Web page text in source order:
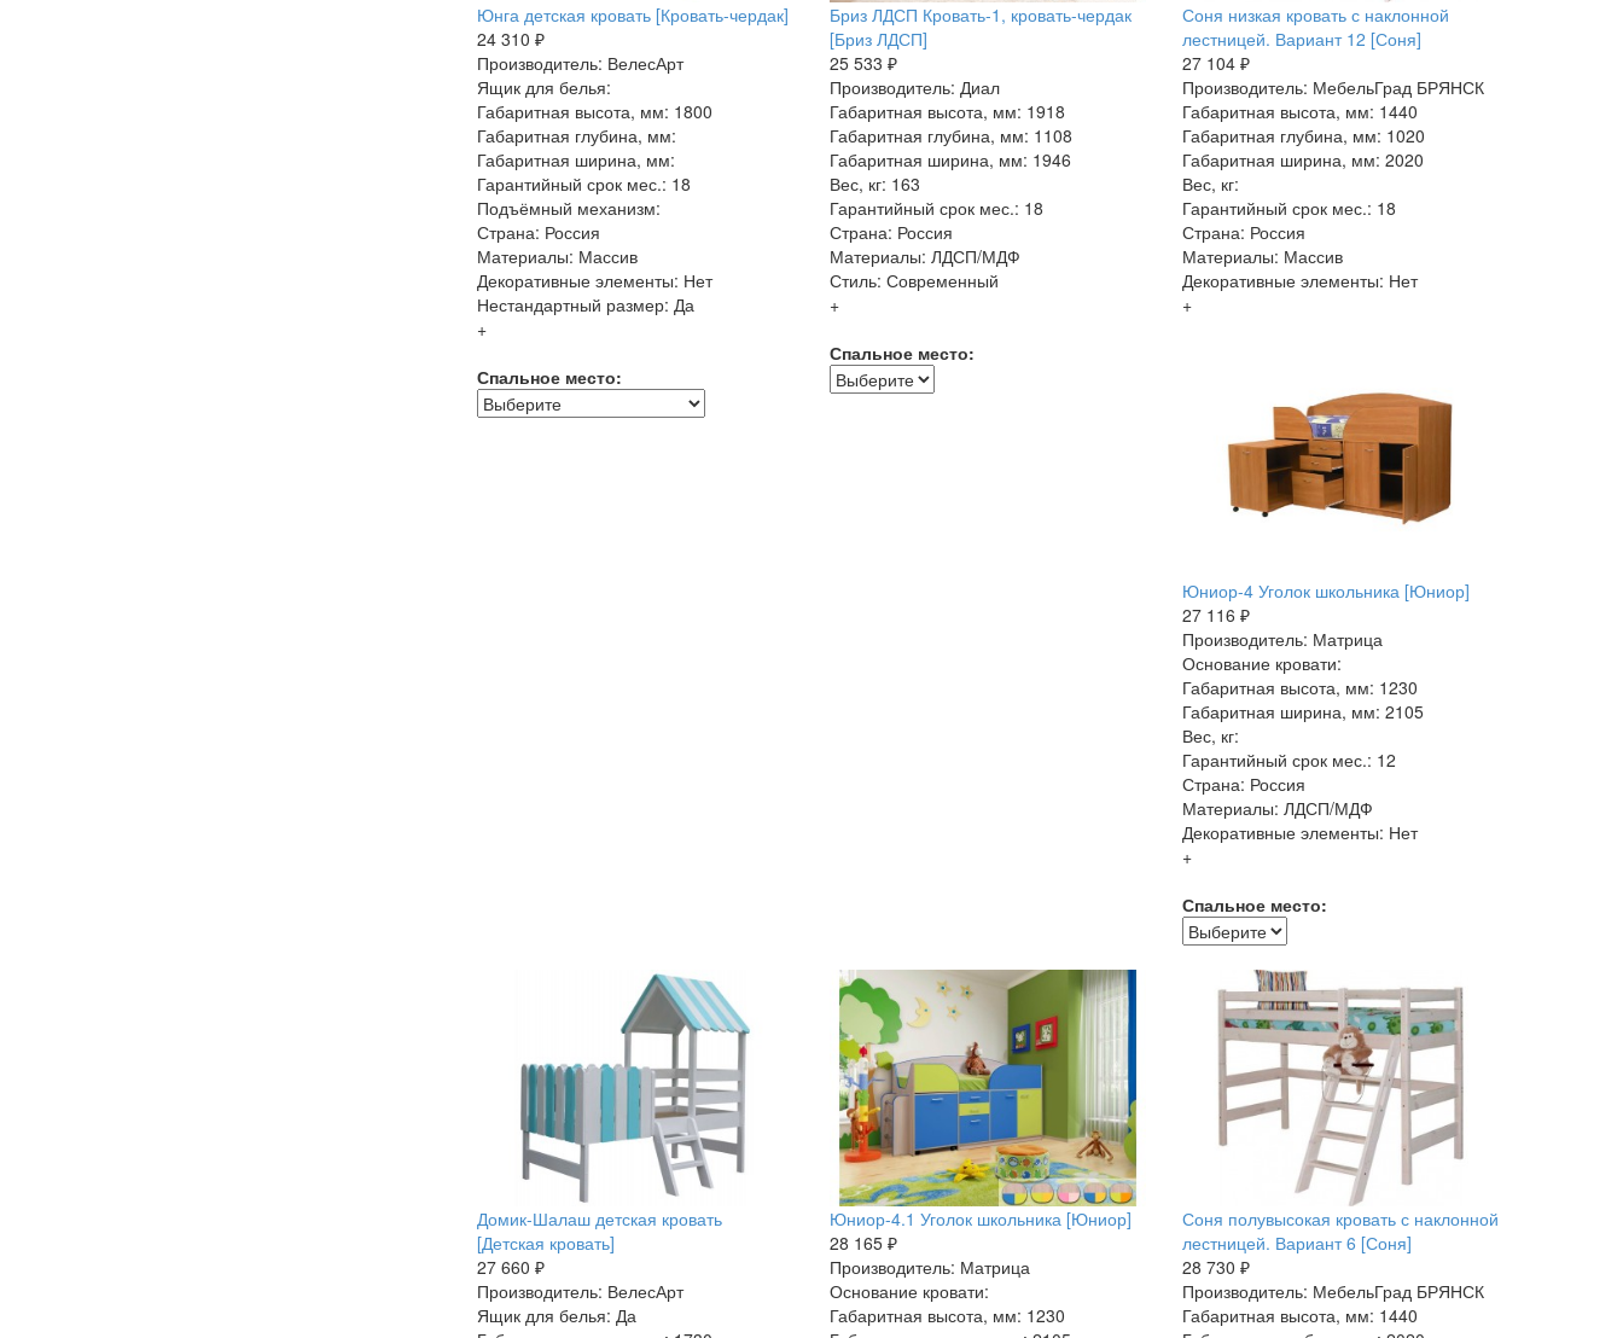
Юнга детская кровать [Кровать-чердак]
24 310 ₽
Производитель: ВелесАрт
Ящик для белья:
Габаритная высота, мм: 1800
Габаритная глубина, мм:
Габаритная ширина, мм:
Гарантийный срок мес.: 18
Подъёмный механизм:
Страна: Россия
Материалы: Массив
Декоративные элементы: Нет
Нестандартный размер: Да
+
Спальное место:
Бриз ЛДСП Кровать-1, кровать-чердак
[Бриз ЛДСП]
25 533 ₽
Производитель: Диал
Габаритная высота, мм: 1918
Габаритная глубина, мм: 1108
Габаритная ширина, мм: 1946
Вес, кг: 163
Гарантийный срок мес.: 18
Страна: Россия
Материалы: ЛДСП/МДФ
Стиль: Современный
+
Спальное место:
Соня низкая кровать с наклонной
лестницей. Вариант 12 [Соня]
27 104 ₽
Производитель: МебельГрад БРЯНСК
Габаритная высота, мм: 1440
Габаритная глубина, мм: 1020
Габаритная ширина, мм: 2020
Вес, кг:
Гарантийный срок мес.: 18
Страна: Россия
Материалы: Массив
Декоративные элементы: Нет
+
Юниор-4 Уголок школьника [Юниор]
27 116 ₽
Производитель: Матрица
Основание кровати:
Габаритная высота, мм: 1230
Габаритная ширина, мм: 2105
Вес, кг:
Гарантийный срок мес.: 12
Страна: Россия
Материалы: ЛДСП/МДФ
Декоративные элементы: Нет
+
Спальное место:
Домик-Шалаш детская кровать
[Детская кровать]
27 660 ₽
Производитель: ВелесАрт
Ящик для белья: Да
Юниор-4.1 Уголок школьника [Юниор]
28 165 ₽
Производитель: Матрица
Основание кровати:
Габаритная высота, мм: 1230
Соня полувысокая кровать с наклонной
лестницей. Вариант 6 [Соня]
28 730 ₽
Производитель: МебельГрад БРЯНСК
Габаритная высота, мм: 1440